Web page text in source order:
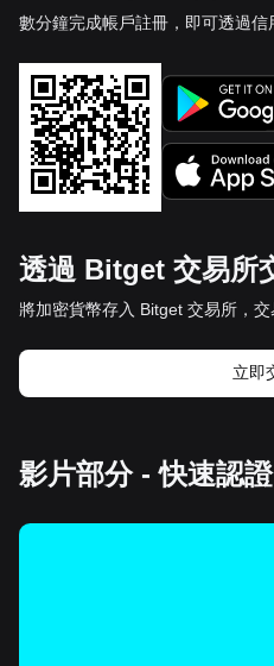
數分鐘完成帳戶註冊，即可透過信
透過 Bitget 交易所
將加密貨幣存入 Bitget 交易所，
立即
影片部分 - 快速認